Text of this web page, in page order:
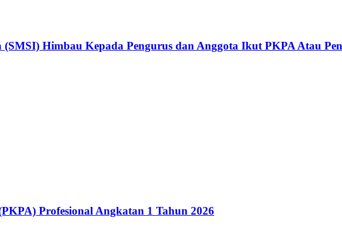
(SMSI) Himbau Kepada Pengurus dan Anggota Ikut PKPA Atau
Profesional Angkatan 1 Tahun 2026